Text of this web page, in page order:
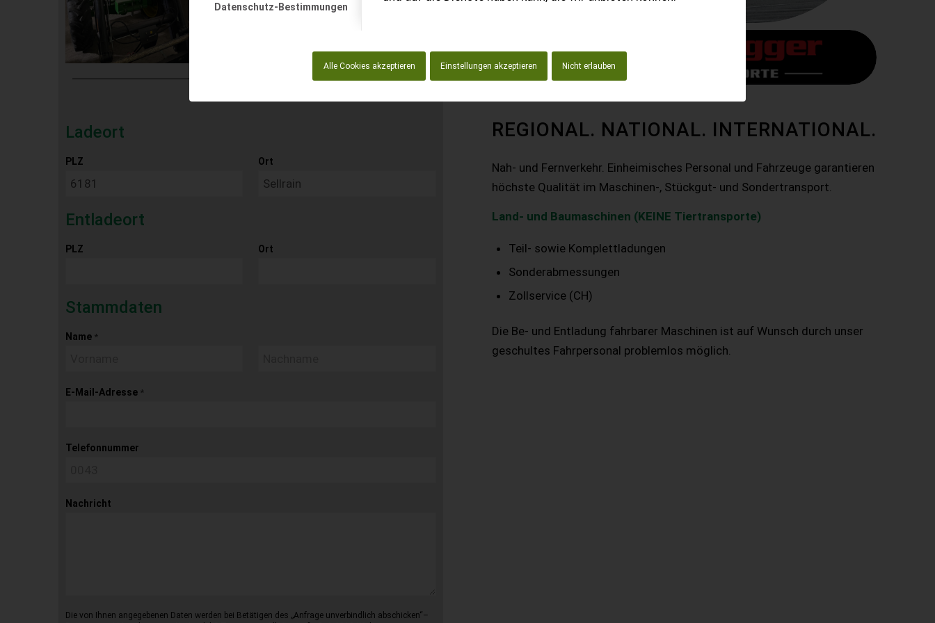
Datenschutz-Bestimmungen
Alle Cookies akzeptieren Einstellungen akzeptieren Nicht erlauben
Ladeort
PLZ Ort
Entladeort
PLZ Ort
Stammdaten
Name *
E-Mail-Adresse *
Telefonnummer
Nachricht
Die von Ihnen angegebenen Daten werden bei Betätigen des „Anfrage unverbindlich abschicken“–
REGIONAL. NATIONAL. INTERNATIONAL.
Nah- und Fernverkehr. Einheimisches Personal und Fahrzeuge garantieren
höchste Qualität im Maschinen-, Stückgut- und Sondertransport.
Land- und Baumaschinen (KEINE Tiertransporte)
Teil- sowie Komplettladungen
Sonderabmessungen
Zollservice (CH)
Die Be- und Entladung fahrbarer Maschinen ist auf Wunsch durch unser
geschultes Fahrpersonal problemlos möglich.